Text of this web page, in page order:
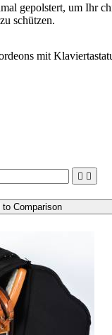
gepolstert, um Ihr
schützen.
mit
 
to Comparison